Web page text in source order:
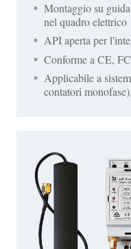
Montaggio su
nel quadro elettrico
API aperta per
Conforme a CE,
Applicabile a
contatori